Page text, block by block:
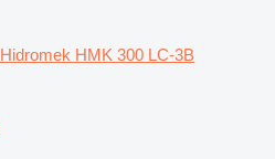
Hidromek HMK 300 LC-3B